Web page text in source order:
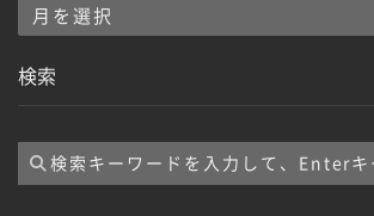
ア
カ
ブ
検索